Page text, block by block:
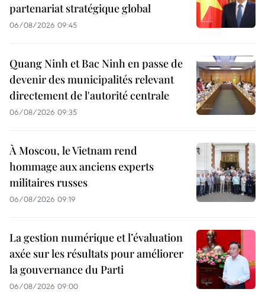
partenariat stratégique global
06/08/2026 09:45
Quang Ninh et Bac Ninh en passe de
devenir des municipalités relevant
directement de l'autorité centrale
06/08/2026 09:35
À Moscou, le Vietnam rend
hommage aux anciens experts
militaires russes
06/08/2026 09:19
La gestion numérique et l’évaluation
axée sur les résultats pour améliorer
la gouvernance du Parti
06/08/2026 09:00